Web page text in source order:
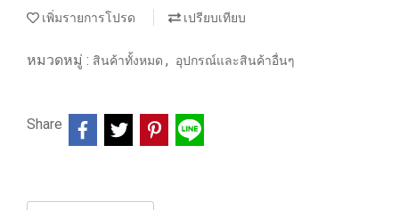
เพิ่มรายการโปรด เปรียบเทียบ
หมวดหมู่ : สินค้าทั้งหมด , อุปกรณ์และสินค้าอื่นๆ
Share